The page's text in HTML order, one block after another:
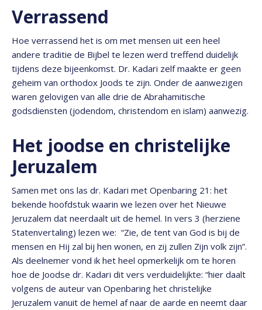
Verrassend
Hoe verrassend het is om met mensen uit een heel
andere traditie de Bijbel te lezen werd treffend duidelijk
tijdens deze bijeenkomst. Dr. Kadari zelf maakte er geen
geheim van orthodox Joods te zijn. Onder de aanwezigen
waren gelovigen van alle drie de Abrahamitische
godsdiensten (jodendom, christendom en islam) aanwezig.
Het joodse en christelijke
Jeruzalem
Samen met ons las dr. Kadari met Openbaring 21: het
bekende hoofdstuk waarin we lezen over het Nieuwe
Jeruzalem dat neerdaalt uit de hemel. In vers 3 (herziene
Statenvertaling) lezen we: “Zie, de tent van God is bij de
mensen en Hij zal bij hen wonen, en zij zullen Zijn volk zijn”.
Als deelnemer vond ik het heel opmerkelijk om te horen
hoe de Joodse dr. Kadari dit vers verduidelijkte: “hier daalt
volgens de auteur van Openbaring het christelijke
Jeruzalem vanuit de hemel af naar de aarde en neemt daar